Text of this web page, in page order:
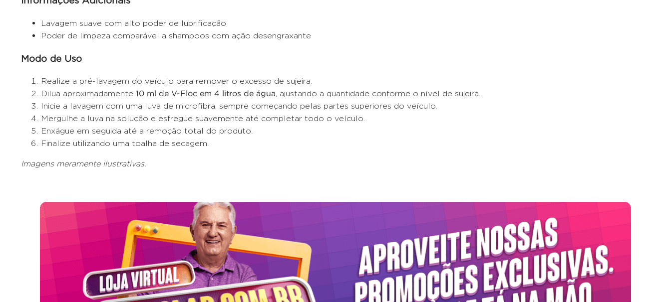
Lavagem suave com alto poder de lubrificação
Poder de limpeza comparável a shampoos com ação desengraxante
Modo de Uso
Realize a pré-lavagem do veículo para remover o excesso de sujeira.
Dilua aproximadamente 10 ml de V-Floc em 4 litros de água, ajustando a quantidade conforme o nível de sujeira.
Inicie a lavagem com uma luva de microfibra, sempre começando pelas partes superiores do veículo.
Mergulhe a luva na solução e esfregue suavemente até completar todo o veículo.
Enxágue em seguida até a remoção total do produto.
Finalize utilizando uma toalha de secagem.
Imagens meramente ilustrativas.